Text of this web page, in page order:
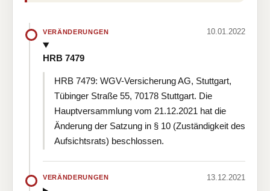
VERÄNDERUNGEN 10.01.2022
HRB 7479
HRB 7479: WGV-Versicherung AG, Stuttgart,
Tübinger Straße 55, 70178 Stuttgart. Die
Hauptversammlung vom 21.12.2021 hat die
Änderung der Satzung in § 10 (Zuständigkeit des
Aufsichtsrats) beschlossen.
VERÄNDERUNGEN 13.12.2021